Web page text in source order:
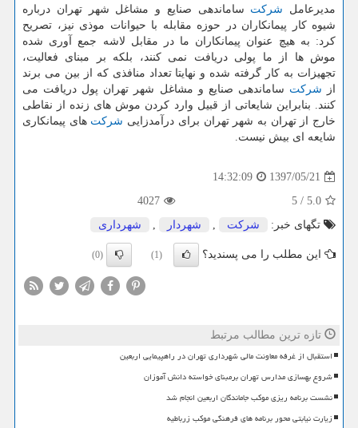
مدیرعامل شركت ساماندهی صنایع و مشاغل شهر تهران درباره
شیوه كار پیمانكاران در حوزه مقابله با حیوانات موذی نیز، تصریح
كرد: به هیچ عنوان پیمانكاران ما در مقابل لاشه جمع آوری شده
موش ها از ما پولی دریافت نمی كنند، بلكه بر مبنای فعالیت،
تجهیزات به كار گرفته شده و نهایتا تعداد منافذی كه از بین می برند
از شركت ساماندهی صنایع و مشاغل شهر تهران پول دریافت می
كنند. بنابراین شایعاتی از قبیل وارد كردن موش های زنده از نقاطی
خارج از تهران به شهر تهران برای درآمدزایی شركت های پیمانكاری
شایعه ای بیش نیست.
1397/05/21
14:32:09
5.0
/
5
4027
تگهای خبر:
شركت , شهردار , شهرداری
این مطلب را می پسندید؟ (1)
(0)
تازه ترین مطالب مرتبط
استقبال از غرفه معاونت مالی شهرداری تهران در راهپیمایی اربعین
شروع بهسازی مدارس تهران برمبنای خواسته دانش آموزان
نشست برنامه ریزی موکب جاماندگان اربعین انجام شد
زیارت نیابتی محور برنامه های فرهنگی موکب زرباطیه